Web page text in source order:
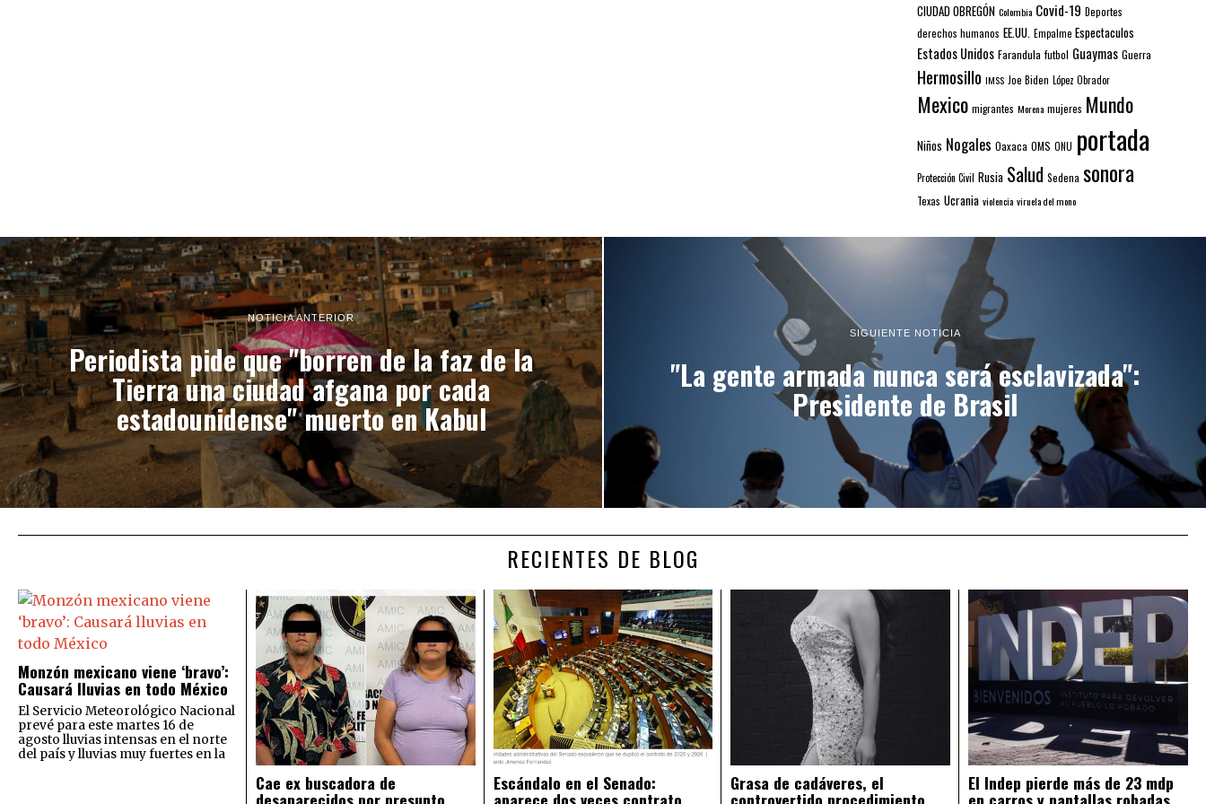
CIUDAD OBREGÓN Colombia Covid-19 Deportes
derechos humanos EE.UU. Empalme Espectaculos
Estados Unidos Farandula futbol Guaymas Guerra
Hermosillo IMSS Joe Biden López Obrador
Mexico migrantes Morena mujeres Mundo
Niños Nogales Oaxaca OMS ONU portada
Protección Civil Rusia Salud Sedena sonora
Texas Ucrania violencia viruela del mono
NOTICIA ANTERIOR
Periodista pide que "borren de la faz de la
Tierra una ciudad afgana por cada
estadounidense" muerto en Kabul
SIGUIENTE NOTICIA
"La gente armada nunca será esclavizada":
Presidente de Brasil
RECIENTES DE BLOG
Monzón mexicano viene ‘bravo’:
Causará lluvias en todo México
El Servicio Meteorológico Nacional
prevé para este martes 16 de
agosto lluvias intensas en el norte
del país y lluvias muy fuertes en la
Cae ex buscadora de
desaparecidos por presunto
Escándalo en el Senado:
aparece dos veces contrato
Grasa de cadáveres, el
controvertido procedimiento
El Indep pierde más de 23 mdp
en carros y pantallas robadas